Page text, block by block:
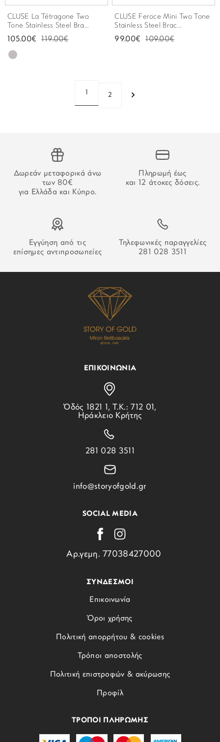
CLUSE La Tétragone Two
Tone Stainless Steel Bra...
105.00€ 119.00€
CLUSE Feroce Mini Two Tone
Stainless Steel Brac...
99.00€ 109.00€
1 2
Δωρεάν μεταφορικά άνω
των 80€
για Ελλάδα και Κύπρο.
Πληρωμή έως
και 12 άτοκες δόσεις.
Εγγύηση από τις
επίσημες αντιπροσωπείες
Τηλεφωνικές παραγγελίες
281 028 3511
ΕΠΙΚΟΙΝΩΝΙΑ
Ὁδός 1821 1, Τ.Κ.: 712 01,
Ηράκλειο Κρήτης
281 028 3511
info@storyofgold.gr
SOCIAL MEDIA
Αρ.γεμη. 77038427000
ΣΥΝΔΕΣΜΟΙ
Επικοινωνία
Όροι χρήσης
Πολιτική απορρήτου & cookies
Τρόποι αποστολής
Πολιτική επιστροφών & ακύρωσης
Προφίλ
ΤΡΟΠΟΙ ΠΛΗΡΩΜΗΣ